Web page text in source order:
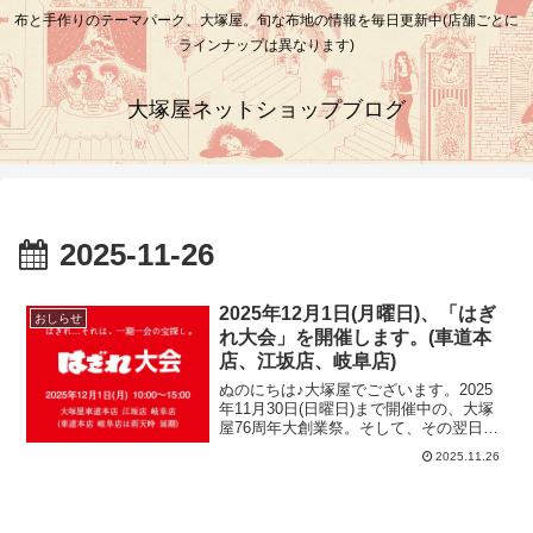
布と手作りのテーマパーク、大塚屋。旬な布地の情報を毎日更新中(店舗ごとに
ラインナップは異なります)
大塚屋ネットショップブログ
2025-11-26
おしらせ
2025年12月1日(月曜日)、「はぎ
れ大会」を開催します。(車道本
店、江坂店、岐阜店)
ぬのにちは♪大塚屋でございます。2025
年11月30日(日曜日)まで開催中の、大塚
屋76周年大創業祭。そして、その翌日の
12月1日は、半年に一度の「はぎれ大会」
の開催を予定しています。「はぎれ大
2025.11.26